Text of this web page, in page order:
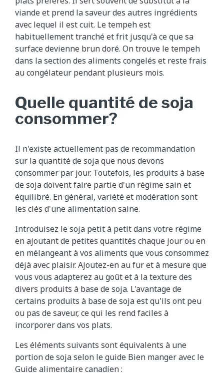
viande et prend la saveur des autres ingrédients
avec lequel il est cuit. Le tempeh est
habituellement tranché et frit jusqu'à ce que sa
surface devienne brun doré. On trouve le tempeh
dans la section des aliments congelés et reste frais
au congélateur pendant plusieurs mois.
Quelle quantité de soja
consommer?
Il n'existe actuellement pas de recommandation
sur la quantité de soja que nous devons
consommer par jour. Toutefois, les produits à base
de soja doivent faire partie d'un régime sain et
équilibré. En général, variété et modération sont
les clés d'une alimentation saine.
Introduisez le soja petit à petit dans votre régime
en ajoutant de petites quantités chaque jour ou en
en mélangeant à vos aliments que vous consommez
déjà avec plaisir. Ajoutez-en au fur et à mesure que
vous vous adapterez au goût et à la texture des
divers produits à base de soja. L'avantage de
certains produits à base de soja est qu'ils ont peu
ou pas de saveur, ce qui les rend faciles à
incorporer dans vos plats.
Les éléments suivants sont équivalents à une
portion de soja selon le guide Bien manger avec le
Guide alimentaire canadien :